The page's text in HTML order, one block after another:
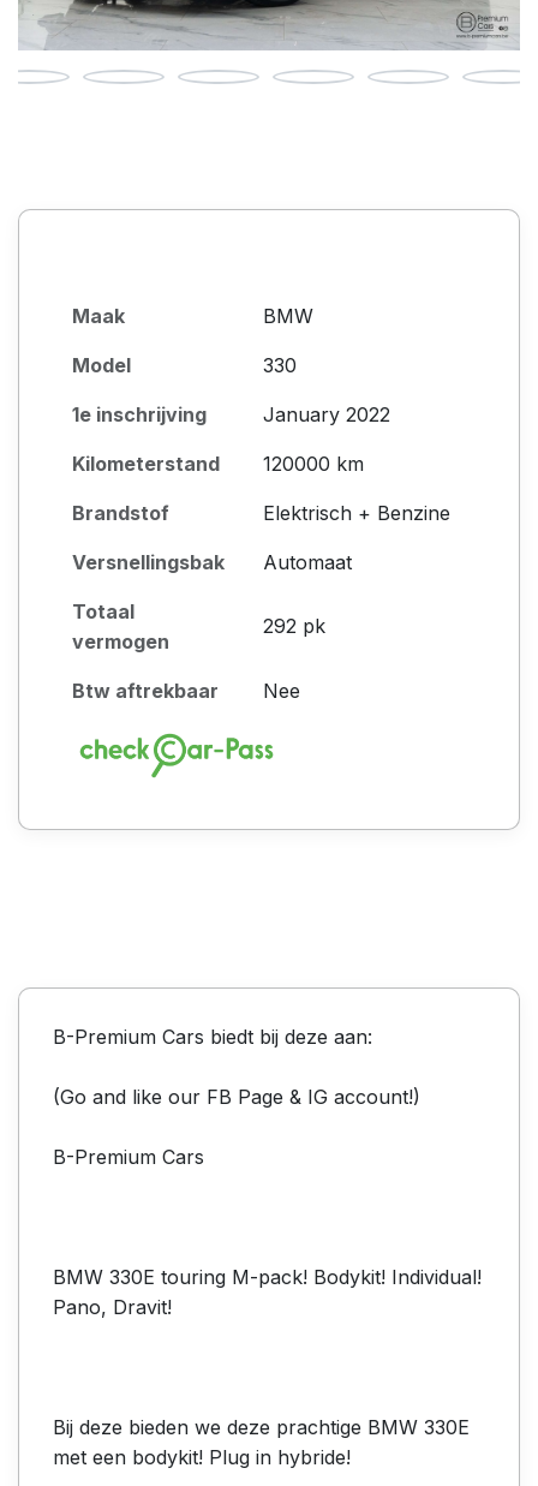
Maak BMW
Model 330
1e inschrijving January 2022
Kilometerstand 120000 km
Brandstof Elektrisch + Benzine
Versnellingsbak Automaat
Totaal
vermogen
292 pk
Btw aftrekbaar Nee
B-Premium Cars biedt bij deze aan:
(Go and like our FB Page & IG account!)
B-Premium Cars
BMW 330E touring M-pack! Bodykit! Individual!
Pano, Dravit!
Bij deze bieden we deze prachtige BMW 330E
met een bodykit! Plug in hybride!